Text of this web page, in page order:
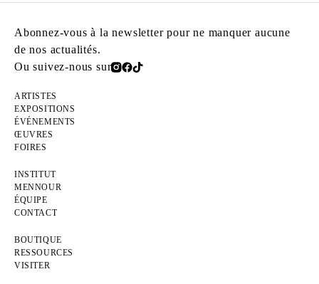
Abonnez-vous à la newsletter pour ne manquer aucune
de nos actualités.
Ou suivez-nous sur
ARTISTES
EXPOSITIONS
ÉVÉNEMENTS
ŒUVRES
FOIRES
INSTITUT
MENNOUR
ÉQUIPE
CONTACT
BOUTIQUE
RESSOURCES
VISITER